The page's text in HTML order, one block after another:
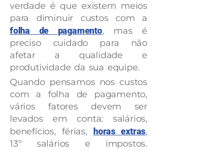
verdade é que existem meios
para diminuir custos com a
folha de pagamento, mas é
preciso cuidado para não
afetar a qualidade e
produtividade da sua equipe.
Quando pensamos nos custos
com a folha de pagamento,
vários fatores devem ser
levados em conta: salários,
benefícios, férias,
horas extras,
13º salários e impostos.